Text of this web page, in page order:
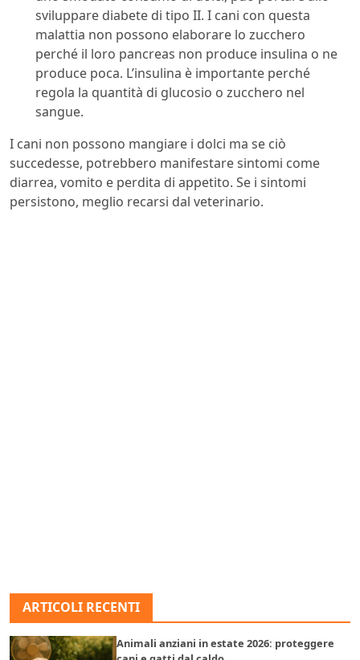
sviluppare diabete di tipo II. I cani con questa
malattia non possono elaborare lo zucchero
perché il loro pancreas non produce insulina o ne
produce poca. L’insulina è importante perché
regola la quantità di glucosio o zucchero nel
sangue.
I cani non possono mangiare i dolci ma se ciò
succedesse, potrebbero manifestare sintomi come
diarrea, vomito e perdita di appetito. Se i sintomi
persistono, meglio recarsi dal veterinario.
ARTICOLI RECENTI
Animali anziani in estate 2026: proteggere